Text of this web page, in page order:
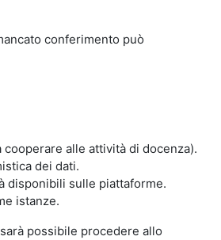
conferimento può
alle attività di docenza).
dei dati.
disponibili sulle piattaforme.
istanze.
possibile procedere allo